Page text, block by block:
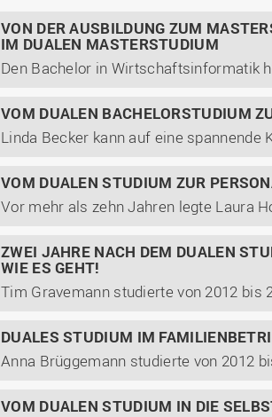
VON DER AUSBILDUNG ZUM
IM DUALEN MASTERSTUDIUM
VOM DUALEN BACHELORSTUDIUM
VOM DUALEN STUDIUM ZUR
ZWEI JAHRE NACH DEM DUALEN
WIE ES GEHT!
DUALES STUDIUM IM
VOM DUALEN STUDIUM IN DIE